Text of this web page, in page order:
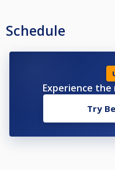
Schedule
Experience
Try